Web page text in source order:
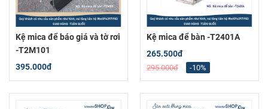
Kệ mica để báo giá và tờ rơi
-T2M101
395.000đ
Kệ mica để bàn -T2401A
265.500đ
295.000đ -10%